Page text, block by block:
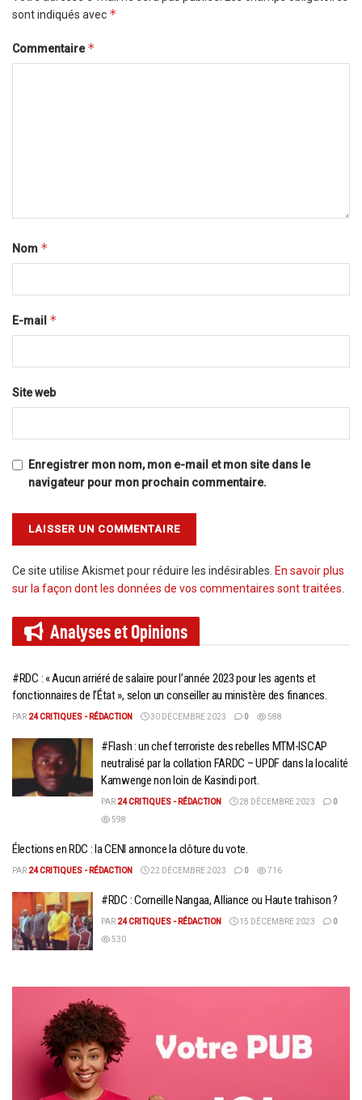
sont indiqués avec *
Commentaire*
Nom *
E-mail *
Site web
Enregistrer mon nom, mon e-mail et mon site dans le
navigateur pour mon prochain commentaire.
Ce site utilise Akismet pour réduire les indésirables. En savoir plus
sur la façon dont les données de vos commentaires sont traitées
Analyses etOpinions
#RDC : « Aucun arriéré de salaire pour l’année 2023 pour les agents et
fonctionnaires de l’État », selon un conseiller au ministère des finances.
PAR 24 CRITIQUES - RÉDACTION 30 DÉCEMBRE 2023 0 588
#Flash : un chef terroriste des rebelles MTM-ISCAP
neutralisé par la collation FARDC – UPDF dans la localité
Kamwenge non loin de Kasindi port.
PAR 24 CRITIQUES - RÉDACTION 28 DÉCEMBRE 2023
0
598
Élections en RDC : la CENI annonce la clôture du vote.
PAR 24 CRITIQUES - RÉDACTION 22 DÉCEMBRE 2023 0 716
#RDC : Corneille Nangaa, Alliance ou Haute trahison ?
PAR 24 CRITIQUES - RÉDACTION 15 DÉCEMBRE 2023
0
530